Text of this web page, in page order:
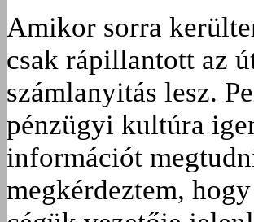
Amikor sorra
csak rápillantott az
számlanyitás lesz.
pénzügyi kultúra
információt
megkérdeztem,